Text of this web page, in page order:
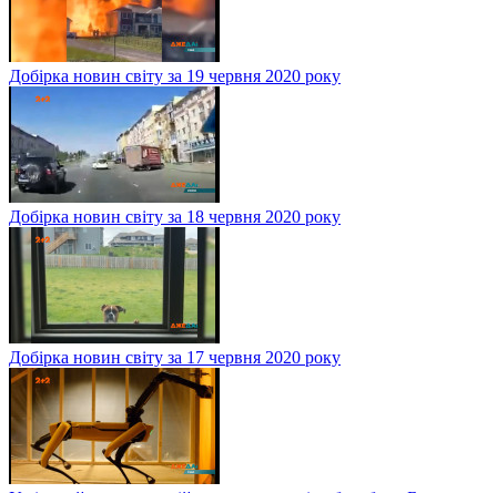
Добірка новин світу за 19 червня 2020 року
Добірка новин світу за 18 червня 2020 року
Добірка новин світу за 17 червня 2020 року